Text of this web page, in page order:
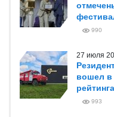
990
27 июля
вошел в
993